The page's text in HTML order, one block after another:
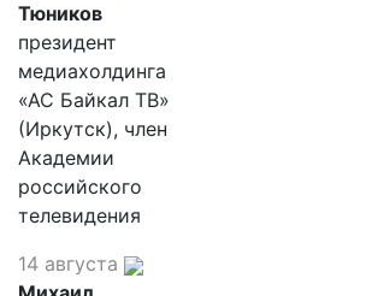
Тюников
президент
медиахолдинга
«АС Байкал ТВ»
(Иркутск), член
Академии
российского
телевидения
14 августа